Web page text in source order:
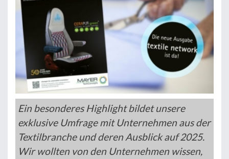
Ein besonderes Highlight bildet unsere
exklusive Umfrage mit Unternehmen aus der
Textilbranche und deren Ausblick auf 2025.
Wir wollten von den Unternehmen wissen,